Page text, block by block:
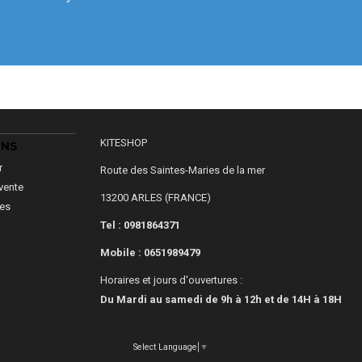
KITESHOP
Route des Saintes-Maries de la mer
13200 ARLES (FRANCE)
Tel : 0981864371
Mobile : 0651989479
Horaires et jours d'ouvertures :
Du Mardi au samedi de 9h à 12h et de 14H à 18H
Select Language ▼